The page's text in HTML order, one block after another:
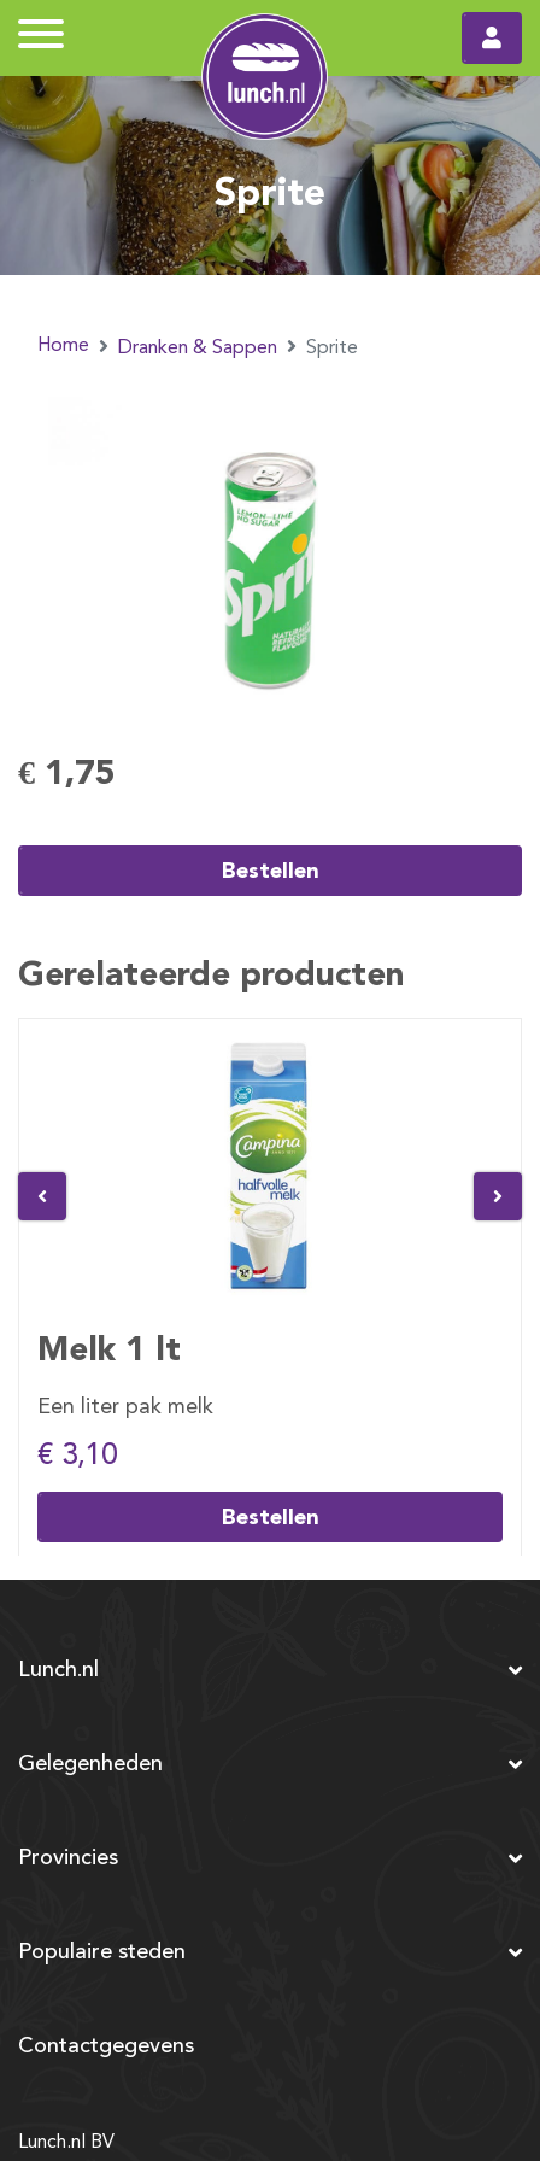
Sprite
Home Dranken & Sappen Sprite
€ 1,75
Bestellen
Gerelateerde producten
Melk 1 lt
Een liter pak melk
€ 3,10
Bestellen
Lunch.nl
Gelegenheden
Provincies
Populaire steden
Contactgegevens
Lunch.nl BV